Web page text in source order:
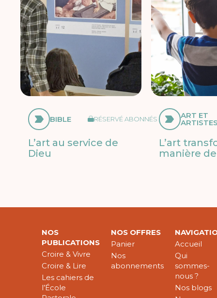
BIBLE RÉSERVÉ ABONNÉS
L’art au service de
Dieu
ART ET
L’art
manière
NOS
PUBLICATIONS
Croire & Vivre
Croire & Lire
Les cahiers de
l’École
NOS OFFRES
Panier
Nos
abonnements
Accueil
Qui
sommes-
nous ?
Nos blogs